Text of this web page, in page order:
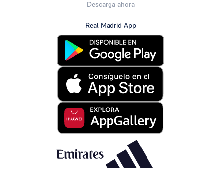
Descarga ahora
Real Madrid App